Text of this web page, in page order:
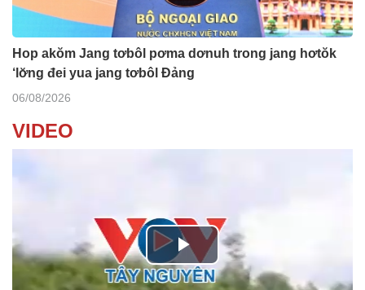
Hop akŏm Jang tơbôl pơma dơnuh trong jang hơtŏk
‘lơ̆ng đei yua jang tơbôl Đảng
06/08/2026
VIDEO
P